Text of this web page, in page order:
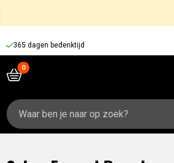
365 dagen bedenktijd
Zoeken
naar: